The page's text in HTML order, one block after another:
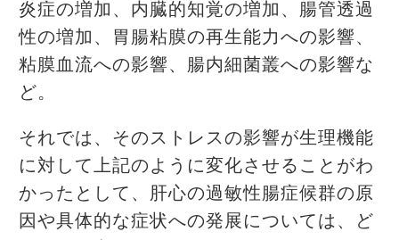
炎症の増加、内臓的知覚の増加、腸管透過
性の増加、胃腸粘膜の再生能力への影響、
粘膜血流への影響、腸内細菌叢への影響な
ど。
それでは、そのストレスの影響が生理機能
に対して上記のように変化させることがわ
かったとして、肝心の過敏性腸症候群の原
因や具体的な症状への発展については、ど